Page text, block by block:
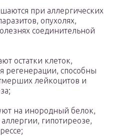
при аллергических
опухолях,
соединительной
остатки клеток,
регенерации, способны
лейкоцитов и
на инородный белок,
гипотиреозе,